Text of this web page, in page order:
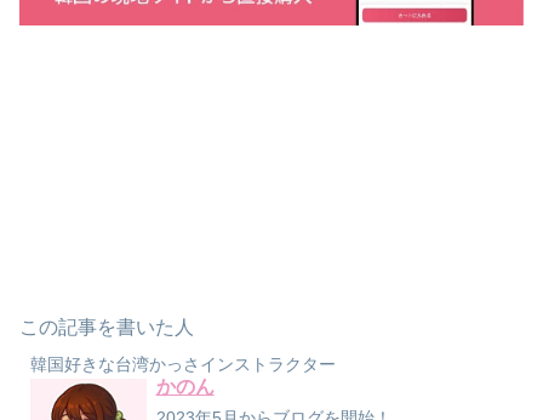
この記事を書いた人
韓国好きな台湾かっさインストラクター
かのん